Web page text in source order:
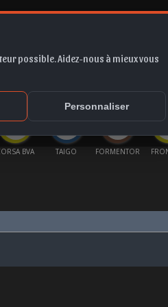
possible. Aidez-nous à mieux vous
Personnaliser
BVA TAIGO FORMENTOR